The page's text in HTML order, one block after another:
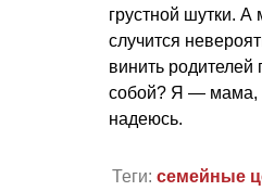
грустной шутки. А
случится
винить родителей
собой? Я — мама,
надеюсь.
Теги: семейные